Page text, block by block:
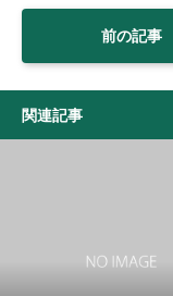
前の記事
関連記事